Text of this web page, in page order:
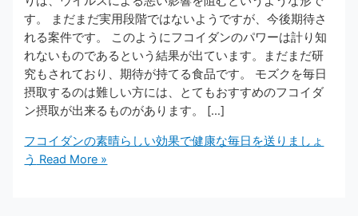
す。 まだまだ実用段階ではないようですが、今後期待さ
れる案件です。 このようにフコイダンのパワーは計り知
れないものであるという結果が出ています。まだまだ研
究もされており、期待が持てる食品です。 モズクを毎日
摂取するのは難しい方には、とてもおすすめのフコイダ
ン摂取が出来るものがあります。 […]
フコイダンの素晴らしい効果で健康な毎日を送りましょ
う Read More »